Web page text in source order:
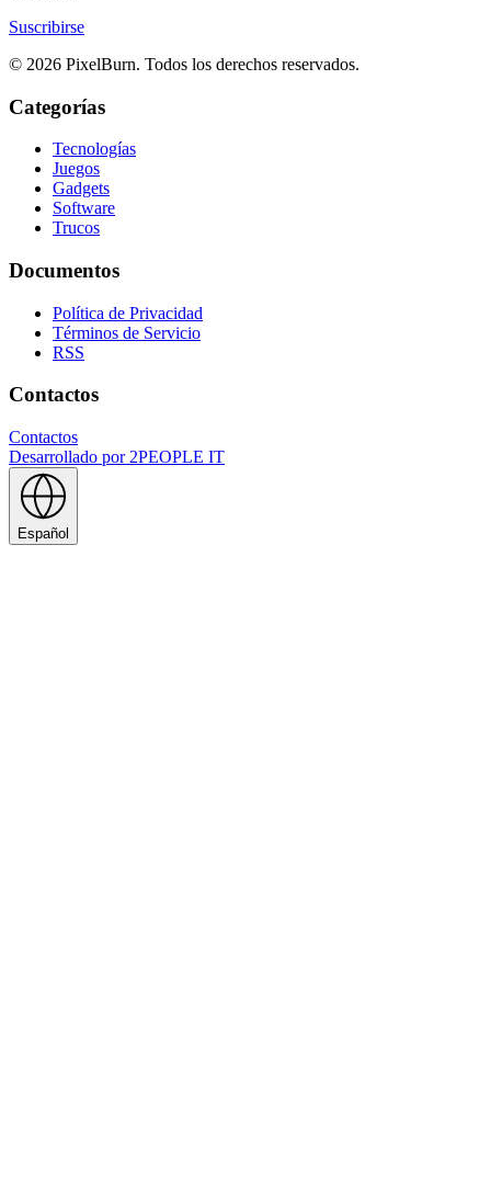
Suscribirse
© 2026 PixelBurn. Todos los derechos reservados.
Categorías
Tecnologías
Juegos
Gadgets
Software
Trucos
Documentos
Política de Privacidad
Términos de Servicio
RSS
Contactos
Contactos
Desarrollado por2PEOPLE IT
Español